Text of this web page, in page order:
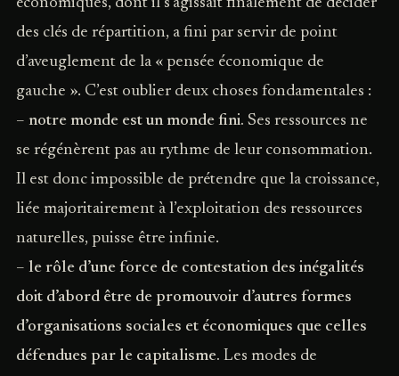
des clés de répartition, a fini par servir de point
d’aveuglement de la « pensée économique de
gauche ». C’est oublier deux choses fondamentales :
– notre monde est un monde fini. Ses ressources ne
se régénèrent pas au rythme de leur consommation.
Il est donc impossible de prétendre que la croissance,
liée majoritairement à l’exploitation des ressources
naturelles, puisse être infinie.
– le rôle d’une force de contestation des inégalités
doit d’abord être de promouvoir d’autres formes
d’organisations sociales et économiques que celles
défendues par le capitalisme. Les modes de